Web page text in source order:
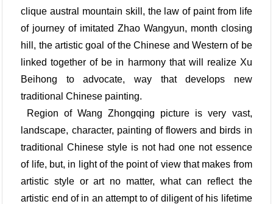
clique austral mountain skill, the law of paint from life
of journey of imitated Zhao Wangyun, month closing
hill, the artistic goal of the Chinese and Western of be
linked together of be in harmony that will realize Xu
Beihong to advocate, way that develops new
traditional Chinese painting.
Region of Wang Zhongqing picture is very vast,
landscape, character, painting of flowers and birds in
traditional Chinese style is not had one not essence
of life, but, in light of the point of view that makes from
artistic style or art no matter, what can reflect the
artistic end of in an attempt to of diligent of his lifetime